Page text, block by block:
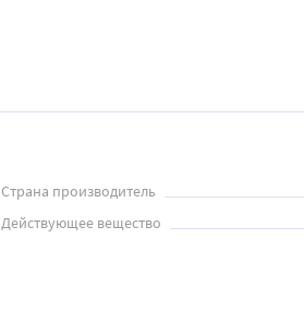
Страна производитель
Действующее вещество